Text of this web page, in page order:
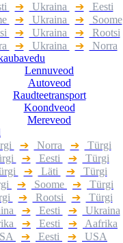
➔ Ukraina ➔
Eesti
➔ Ukraina ➔
Soome
➔ Ukraina ➔
Rootsi
➔ Ukraina ➔
Norra
Lennuveod
Autoveod
Raudteetransport
Koondveod
Mereveod
➔ Norra ➔
Türgi
➔ Eesti ➔
Türgi
➔ Läti ➔
Türgi
➔ Soome ➔
Türgi
➔ Rootsi ➔
Türgi
➔ Eesti ➔
Ukraina
➔ Eesti ➔
Aafrika
➔ Eesti ➔
USA